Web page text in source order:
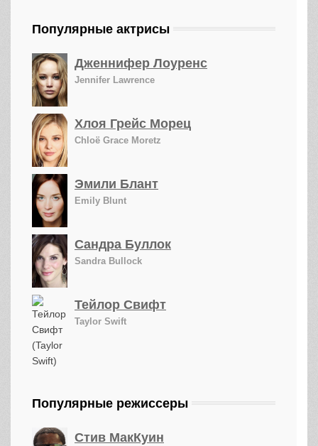
Популярные актрисы
Дженнифер Лоуренс
Jennifer Lawrence
Хлоя Грейс Морец
Chloë Grace Moretz
Эмили Блант
Emily Blunt
Сандра Буллок
Sandra Bullock
Тейлор Свифт
Taylor Swift
Популярные режиссеры
Стив МакКуин